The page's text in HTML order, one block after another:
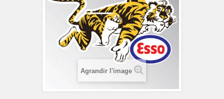
Agrandir l'image